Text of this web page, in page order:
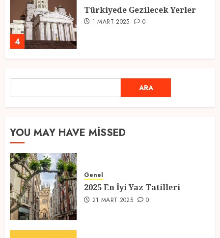
4
Türkiyede Gezilecek Yerler
1 MART 2025 0
Ramazan Ayı 2025: Manevi
Atmosfer ve Özel Hazırlıklar
1
21 MART 2025
ARA
YOU MAY HAVE MISSED
Genel
2025 En İyi Yaz Tatilleri
21 MART 2025 0